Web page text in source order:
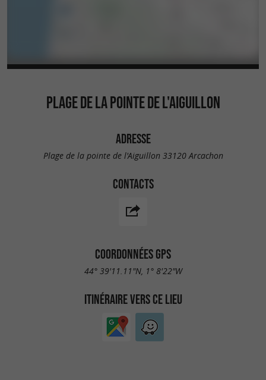
PLAGE DE LA POINTE DE L'AIGUILLON
ADRESSE
Plage de la pointe de l'Aiguillon 33120 Arcachon
CONTACTS
COORDONNÉES GPS
44° 39'11.11"N, 1° 8'22"W
ITINÉRAIRE VERS CE LIEU